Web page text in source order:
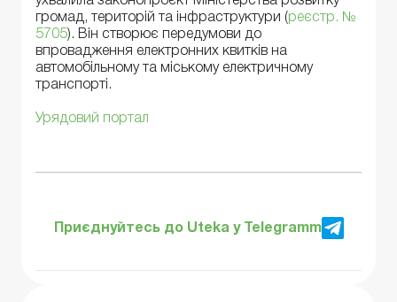
громад, територій та інфраструктури (реєстр. №
5705). Він створює передумови до
впровадження електронних квитків на
автомобільному та міському електричному
транспорті.
Урядовий портал
Приєднуйтесь до Uteka у Telegramm